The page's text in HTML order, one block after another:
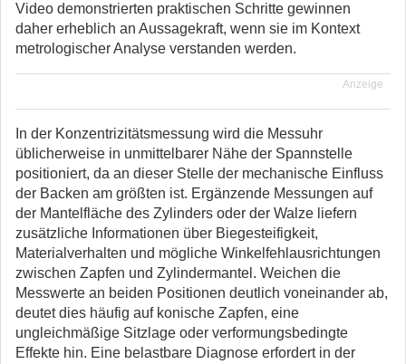
Video demonstrierten praktischen Schritte gewinnen
daher erheblich an Aussagekraft, wenn sie im Kontext
metrologischer Analyse verstanden werden.
Anzeige
In der Konzentrizitätsmessung wird die Messuhr
üblicherweise in unmittelbarer Nähe der Spannstelle
positioniert, da an dieser Stelle der mechanische Einfluss
der Backen am größten ist. Ergänzende Messungen auf
der Mantelfläche des Zylinders oder der Walze liefern
zusätzliche Informationen über Biegesteifigkeit,
Materialverhalten und mögliche Winkelfehlausrichtungen
zwischen Zapfen und Zylindermantel. Weichen die
Messwerte an beiden Positionen deutlich voneinander ab,
deutet dies häufig auf konische Zapfen, eine
ungleichmäßige Sitzlage oder verformungsbedingte
Effekte hin. Eine belastbare Diagnose erfordert in der